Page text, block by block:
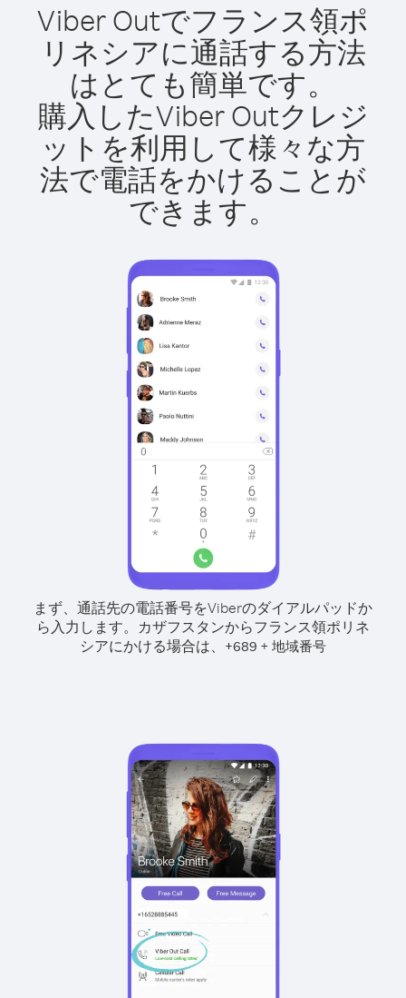
Viber Outでフランス領ポ
リネシアに通話する方法
はとても簡単です。
購入したViber Outクレジ
ットを利用して様々な方
法で電話をかけることが
できます。
まず、通話先の電話番号をViberのダイアルパッドか
ら入力します。 カザフスタンからフランス領ポリネ
シアにかける場合は、 +689 + 地域番号